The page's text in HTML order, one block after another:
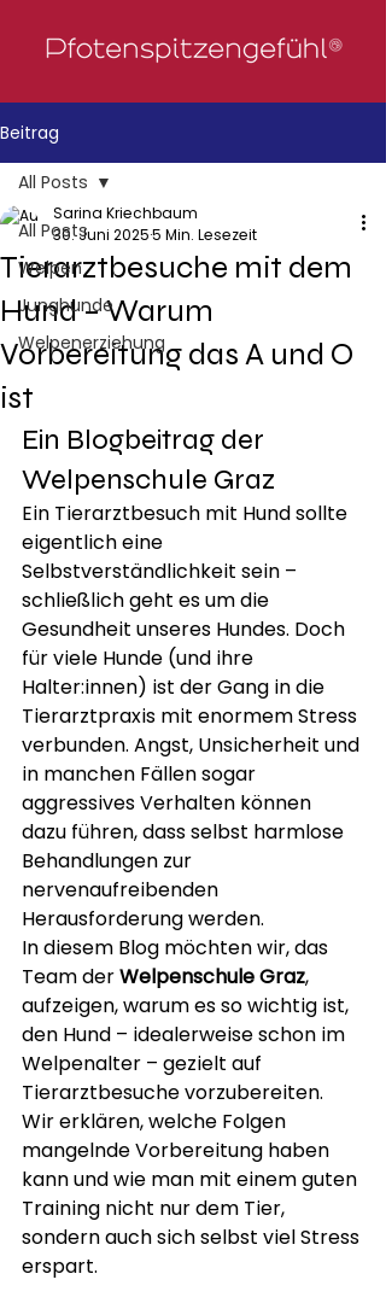
Beitrag
All Posts
Welpen
Junghunde
Welpenerziehung
All Posts
Tierarztbesuche mit dem
Hund – Warum
Vorbereitung das A und O
ist
Sarina Kriechbaum
30. Juni 20255 Min. Lesezeit
Ein Blogbeitrag der
Welpenschule Graz
Ein Tierarztbesuch mit Hund sollte
eigentlich eine
Selbstverständlichkeit sein –
schließlich geht es um die
Gesundheit unseres Hundes. Doch
für viele Hunde (und ihre
Halter:innen) ist der Gang in die
Tierarztpraxis mit enormem Stress
verbunden. Angst, Unsicherheit und
in manchen Fällen sogar
aggressives Verhalten können
dazu führen, dass selbst harmlose
Behandlungen zur
nervenaufreibenden
Herausforderung werden.
In diesem Blog möchten wir, das
Team der Welpenschule Graz,
aufzeigen, warum es so wichtig ist,
den Hund – idealerweise schon im
Welpenalter – gezielt auf
Tierarztbesuche vorzubereiten.
Wir erklären, welche Folgen
mangelnde Vorbereitung haben
kann und wie man mit einem guten
Training nicht nur dem Tier,
sondern auch sich selbst viel Stress
erspart.